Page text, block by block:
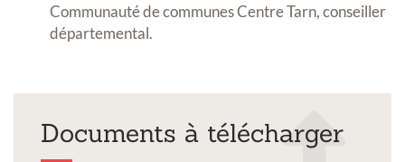
Communauté de communes Centre Tarn, conseiller
départemental.
Documents à télécharger